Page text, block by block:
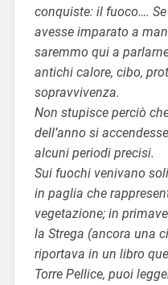
conquiste: il fuoco….
avesse imparato a
saremmo qui a
antichi calore, cibo,
sopravvivenza.
Non stupisce perciò
dell’anno si
alcuni periodi precisi.
Sui fuochi venivano
in paglia che
vegetazione; in
la Strega (ancora una
riportava in un libro
Torre Pellice, puoi